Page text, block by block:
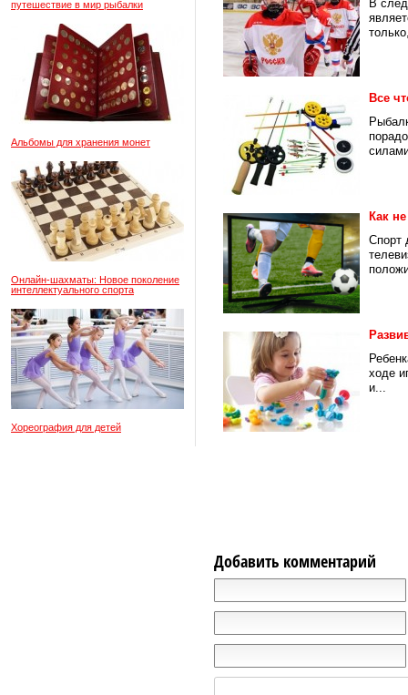
путешествие в мир рыбалки
Альбомы для хранения монет
Онлайн-шахматы: Новое поколение
интеллектуального спорта
Хореография для детей
В
Все
Как
Спорт
ходе
и...
Добавить комментарий